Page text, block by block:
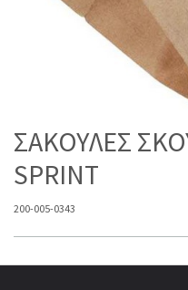
ΣΑΚΟΥΛΕΣ
SPRINT
200-005-0343